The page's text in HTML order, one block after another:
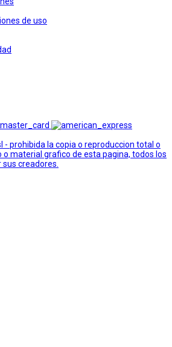
de uso
- prohibida la copia o reproduccion total o
material grafico de esta pagina, todos los
creadores.